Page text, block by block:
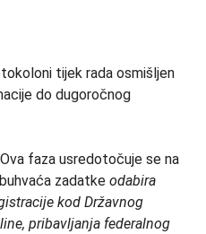
tijek rada osmišljen
do dugoročnog
Ova faza usredotočuje se na
zadatke odabira
kod Državnog
pribavljanja federalnog